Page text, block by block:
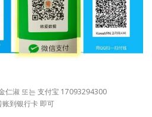
仁淑 또는 支付宝 17093294300
账到银行卡 即可